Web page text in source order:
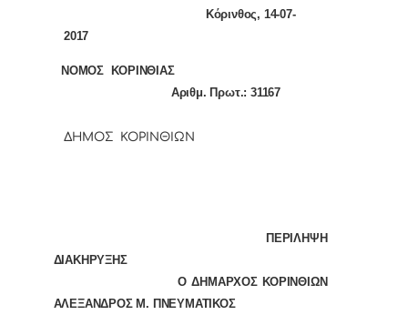
Κόρινθος, 14-07-
2017
ΝΟΜΟΣ ΚΟΡΙΝΘΙΑΣ
Αριθμ. Πρωτ.: 31167
ΔΗΜΟΣ ΚΟΡΙΝΘΙΩΝ
ΠΕΡΙΛΗΨΗ
ΔΙΑΚΗΡΥΞΗΣ
Ο ΔΗΜΑΡΧΟΣ ΚΟΡΙΝΘΙΩΝ
ΑΛΕΞΑΝΔΡΟΣ Μ. ΠΝΕΥΜΑΤΙΚΟΣ